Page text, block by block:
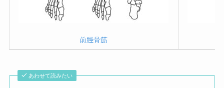
前脛骨筋
あわせて読みたい